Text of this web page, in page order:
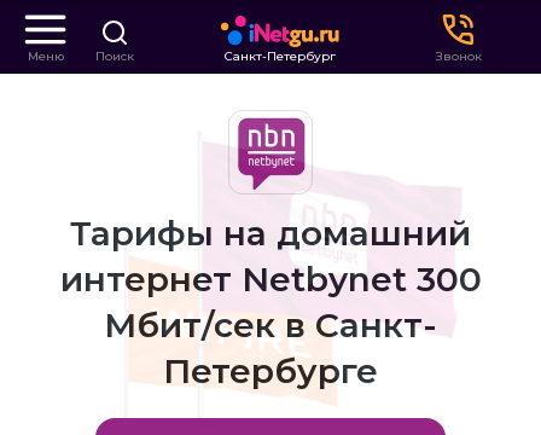
Меню Поиск Санкт-Петербург Звонок
Тарифы на домашний
интернет Netbynet 300
Мбит/сек в Санкт-
Петербурге